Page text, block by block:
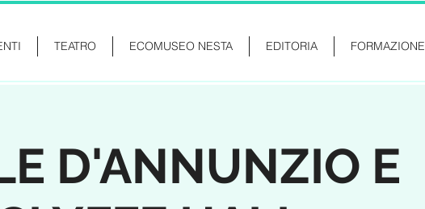
TEATRO ECOMUSEO NESTA EDITORIA FORMAZIONE
D'ANNUNZIO E